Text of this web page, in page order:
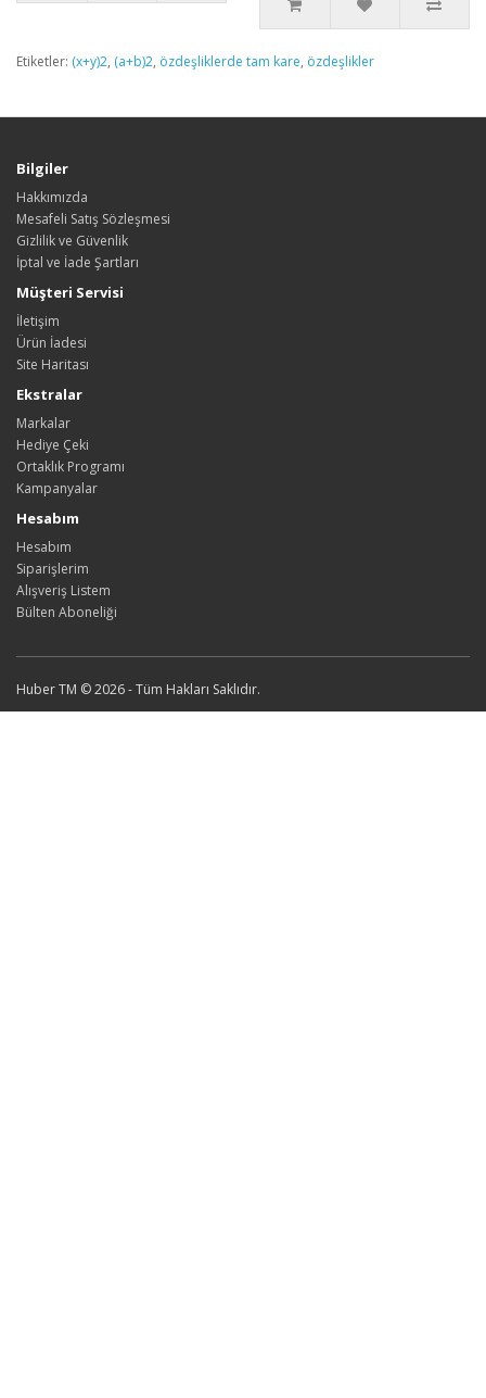
Etiketler: (x+y)2, (a+b)2, özdeşliklerde tam kare, özdeşlikler
Bilgiler
Hakkımızda
Mesafeli Satış Sözleşmesi
Gizlilik ve Güvenlik
İptal ve İade Şartları
Müşteri Servisi
İletişim
Ürün İadesi
Site Haritası
Ekstralar
Markalar
Hediye Çeki
Ortaklık Programı
Kampanyalar
Hesabım
Hesabım
Siparişlerim
Alışveriş Listem
Bülten Aboneliği
Huber TM © 2026 - Tüm Hakları Saklıdır.